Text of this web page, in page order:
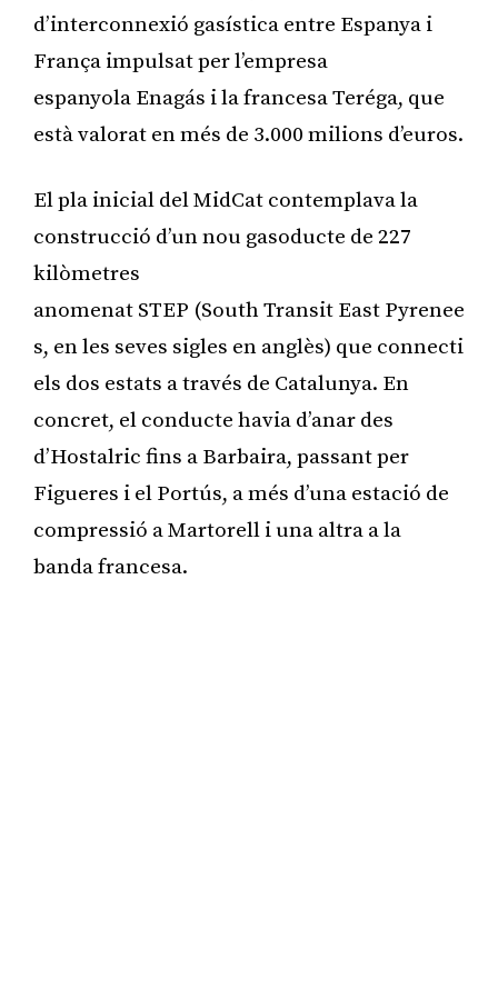
d’interconnexió gasística entre Espanya i
França impulsat per l’empresa
espanyola Enagás i la francesa Teréga, que
està valorat en més de 3.000 milions d’euros.
El pla inicial del MidCat contemplava la
construcció d’un nou gasoducte de 227
kilòmetres
anomenat STEP (South Transit East Pyrenee
s, en les seves sigles en anglès) que connecti
els dos estats a través de Catalunya. En
concret, el conducte havia d’anar des
d’Hostalric fins a Barbaira, passant per
Figueres i el Portús, a més d’una estació de
compressió a Martorell i una altra a la
banda francesa.